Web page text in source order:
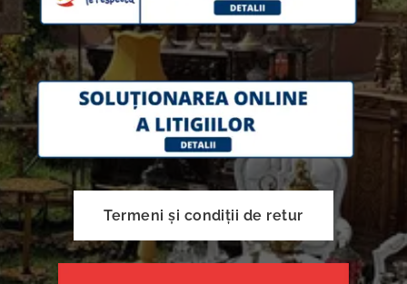
Termeni și condiții de retur